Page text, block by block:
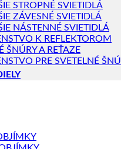
STROPNÉ SVIETIDLÁ
ZÁVESNÉ SVIETIDLÁ
NÁSTENNÉ SVIETIDLÁ
K REFLEKTOROM
ŠNÚRY A REŤAZE
PRE SVETELNÉ